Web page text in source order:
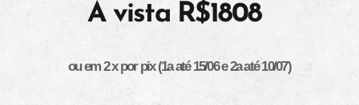
À vista R$1808
ou em 2 x por pix (1a até 15/06 e 2a até 10/07)